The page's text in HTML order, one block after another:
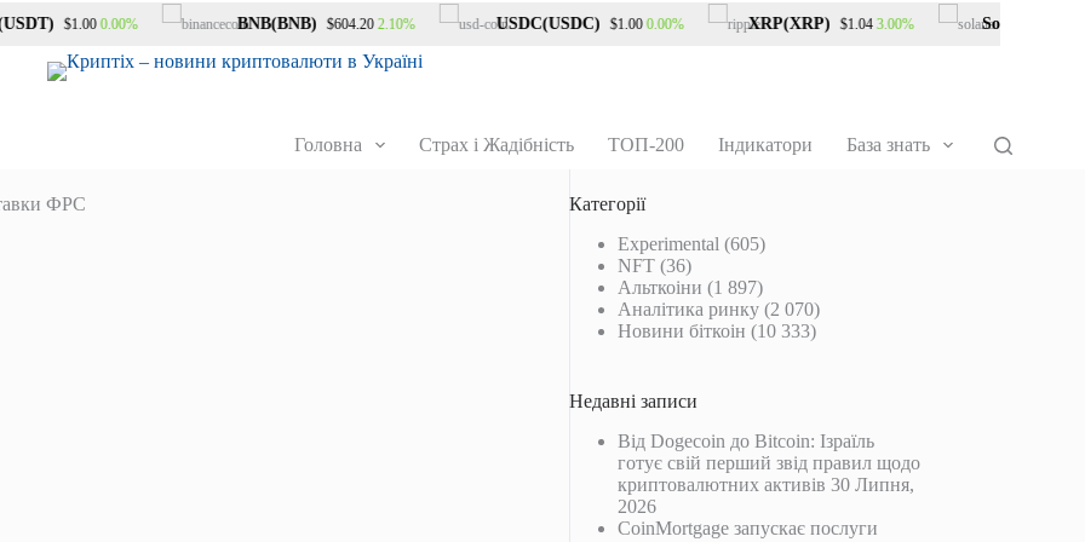
$1.00 0.00% BNB(BNB) $604.20 2.10% USDC(USDC) $1.00 0.00% XRP(XRP) $1.04 3.00% Solana(SOL)
Головна Страх і Жадібність ТОП-200 Індикатори База знать
Категорії
Experimental (605)
NFT (36)
Альткоіни (1 897)
Аналітика ринку (2 070)
Новини біткоін (10 333)
Недавні записи
Від Dogecoin до Bitcoin: Ізраїль
готує свій перший звід правил щодо
криптовалютних активів 30 Липня,
2026
CoinMortgage запускає послуги